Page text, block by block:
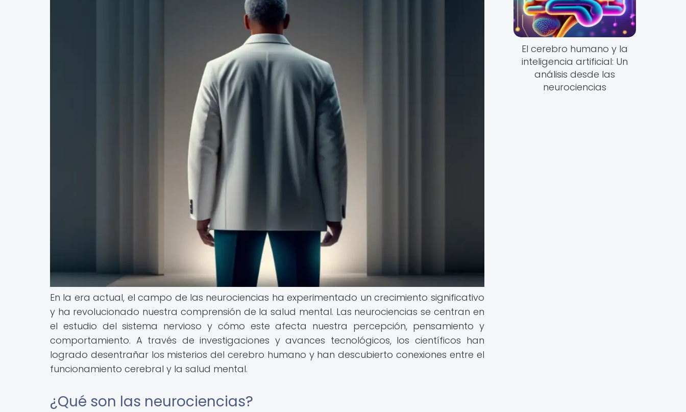
En la era actual, el campo de las neurociencias ha experimentado un crecimiento significativo
y ha revolucionado nuestra comprensión de la salud mental. Las neurociencias se centran en
el estudio del sistema nervioso y cómo este afecta nuestra percepción, pensamiento y
comportamiento. A través de investigaciones y avances tecnológicos, los científicos han
logrado desentrañar los misterios del cerebro humano y han descubierto conexiones entre el
funcionamiento cerebral y la salud mental.
¿Qué son las neurociencias?
El cerebro humano y la
inteligencia artificial: Un
análisis desde las
neurociencias